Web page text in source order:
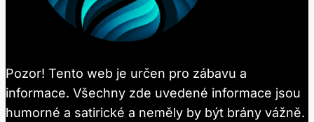
Pozor! Tento web je určen pro zábavu a
informace. Všechny zde uvedené informace jsou
humorné a satirické a neměly by být brány vážně.